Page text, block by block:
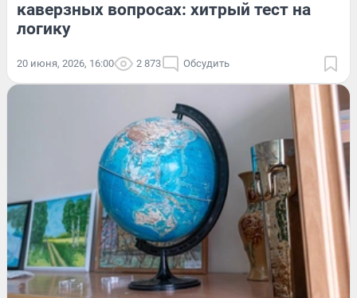
каверзных вопросах: хитрый тест на
логику
20 июня, 2026, 16:00 2 873 Обсудить